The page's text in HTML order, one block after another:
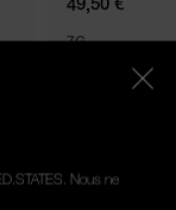
7G
Nous ne